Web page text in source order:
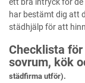
ett bra intryck för
har bestämt dig att
städhjälp för att
Checklista
sovrum, kök
städfirma utför).